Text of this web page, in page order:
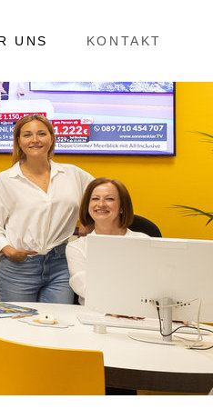
UNS KONTAKT